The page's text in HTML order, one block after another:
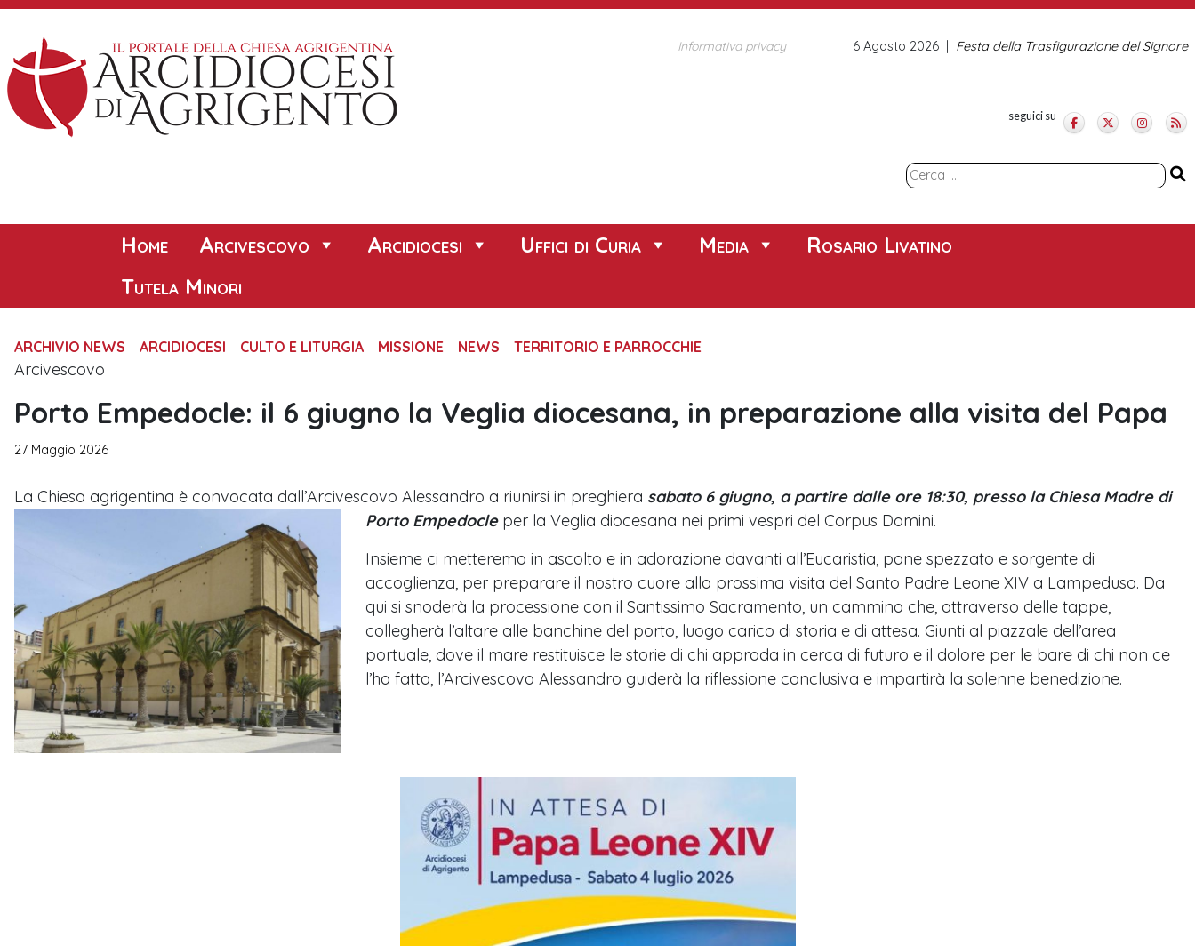
Skip
content
Informativa privacy Festa della Trasfigurazione del Signore
6 Agosto 2026
seguici su
Ricerca
Home Arcivescovo Arcidiocesi Uffici di Curia Media
Rosario Livatino
Tutela Minori
ARCHIVIO NEWS ARCIDIOCESI CULTO E LITURGIA MISSIONE NEWS TERRITORIO E PARROCCHIE
Arcivescovo
Porto Empedocle: il 6 giugno la Veglia diocesana, in preparazione alla visita del Papa
27 Maggio 2026
La Chiesa agrigentina è convocata dall’Arcivescovo Alessandro a riunirsi in preghiera sabato 6 giugno, a partire dalle ore 18:30, presso la Chiesa Madre di
Porto Empedocleper la Veglia diocesana nei primi vespri del Corpus Domini.
Insieme ci metteremo in ascolto e in adorazione davanti all’Eucaristia, pane spezzato e sorgente di
accoglienza, per preparare il nostro cuore alla prossima visita del Santo Padre Leone XIV a Lampedusa. Da
qui si snoderà la processione con il Santissimo Sacramento, un cammino che, attraverso delle tappe,
collegherà l’altare alle banchine del porto, luogo carico di storia e di attesa. Giunti al piazzale dell’area
portuale, dove il mare restituisce le storie di chi approda in cerca di futuro e il dolore per le bare di chi non ce
l’ha fatta, l’Arcivescovo Alessandro guiderà la riflessione conclusiva e impartirà la solenne benedizione.